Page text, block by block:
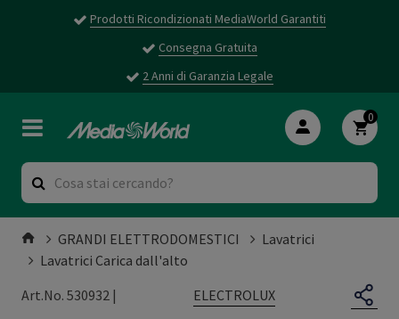
Prodotti Ricondizionati MediaWorld Garantiti
Consegna Gratuita
2 Anni di Garanzia Legale
0
GRANDI ELETTRODOMESTICI
Lavatrici
Lavatrici Carica dall'alto
Art.No. 530932 |
ELECTROLUX